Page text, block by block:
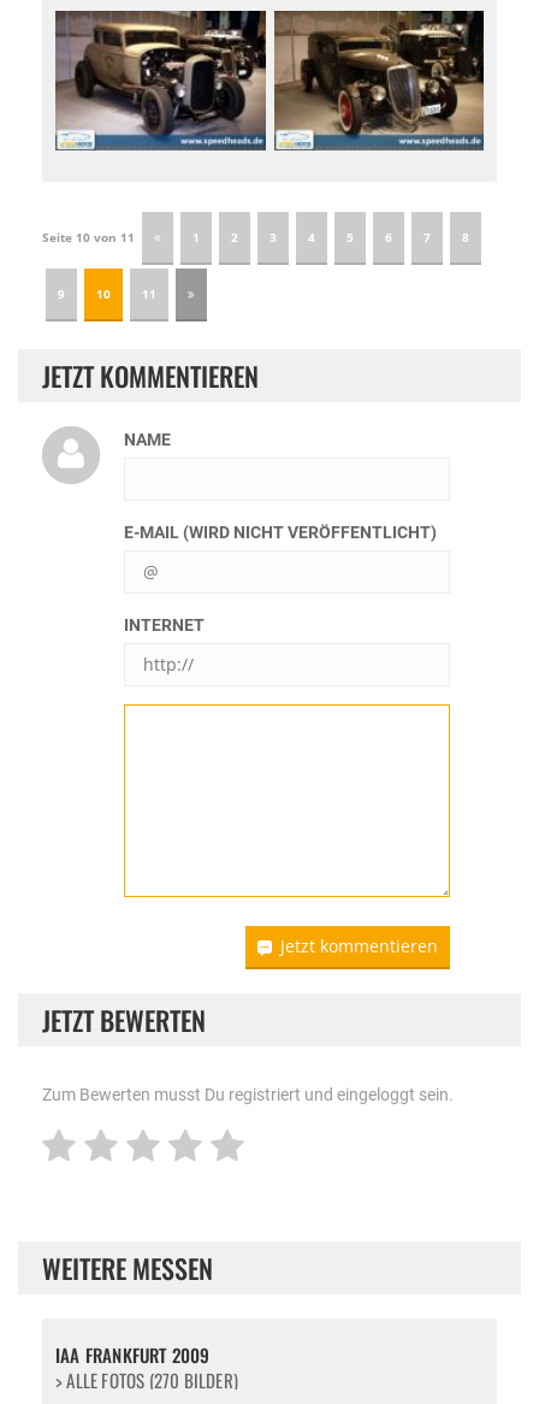
Seite 10 von 11 1 2 3 4 5 6 7 8
9 10 11
JETZT KOMMENTIEREN
NAME
E-MAIL (WIRD NICHT VERÖFFENTLICHT)
INTERNET
Jetzt kommentieren
JETZT BEWERTEN
Zum Bewerten musst Du registriert und eingeloggt sein.
WEITERE MESSEN
IAA FRANKFURT 2009
> ALLE FOTOS (270 BILDER)